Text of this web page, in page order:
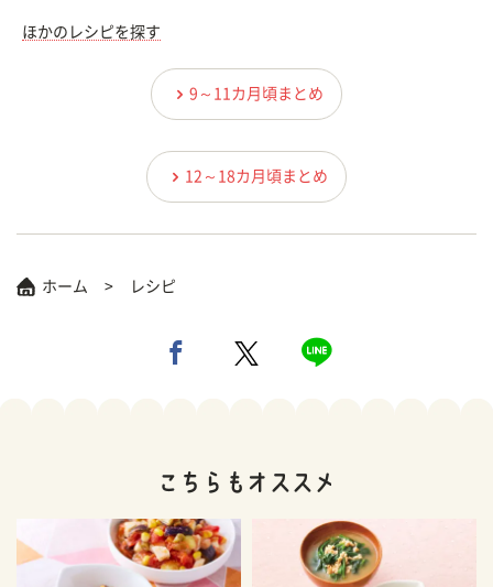
ほかのレシピを探す
9～11カ月頃まとめ
12～18カ月頃まとめ
ホーム レシピ